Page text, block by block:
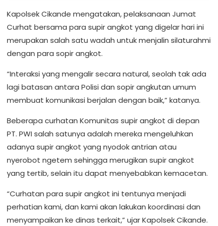
Kapolsek Cikande mengatakan, pelaksanaan Jumat
Curhat bersama para supir angkot yang digelar hari ini
merupakan salah satu wadah untuk menjalin silaturahmi
dengan para sopir angkot.
“Interaksi yang mengalir secara natural, seolah tak ada
lagi batasan antara Polisi dan sopir angkutan umum
membuat komunikasi berjalan dengan baik,” katanya.
Beberapa curhatan Komunitas supir angkot di depan
PT. PWI salah satunya adalah mereka mengeluhkan
adanya supir angkot yang nyodok antrian atau
nyerobot ngetem sehingga merugikan supir angkot
yang tertib, selain itu dapat menyebabkan kemacetan.
“Curhatan para supir angkot ini tentunya menjadi
perhatian kami, dan kami akan lakukan koordinasi dan
menyampaikan ke dinas terkait,” ujar Kapolsek Cikande.